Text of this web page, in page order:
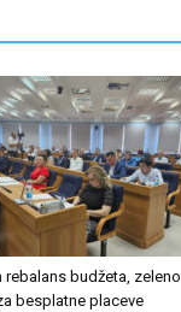
rebalans budžeta, zeleno
besplatne placeve